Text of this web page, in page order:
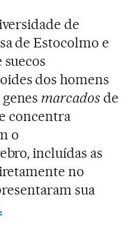
de
de Estocolmo e
dos homens
marcados de
concentra
o
incluídas as
no
sua
.